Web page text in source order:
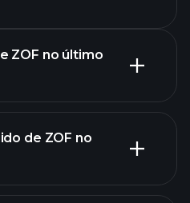
lucros
ZOF no último
de ZOF
de ZOF no